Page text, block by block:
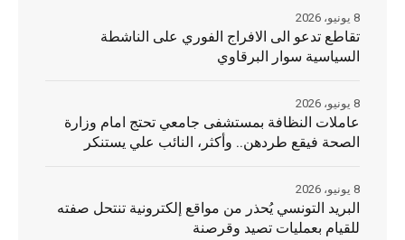
تقاطع تدعو الى الافراج الفوري على الناشطة
السياسية سوار البرقاوي
8 يونيو، 2026
عاملات النظافة بمستشفى جامعي تحتج امام وزارة
الصحة فيقع طردهن.. وأكثر، النائب علي يستنكر
8 يونيو، 2026
البريد التونسي يُحذر من مواقع إلكترونية تنتحل صفته
للقيام بعمليات تصيد وقرصنة
8 يونيو، 2026